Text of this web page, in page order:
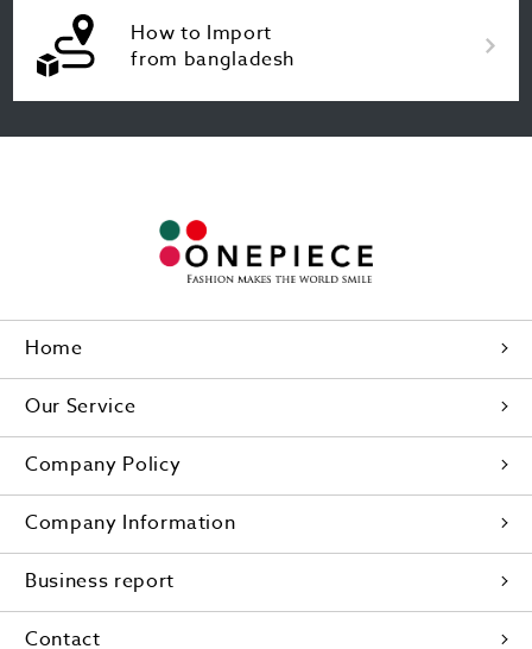
How to Import
from bangladesh
Home
Our Service
Company Policy
Company Information
Business report
Contact